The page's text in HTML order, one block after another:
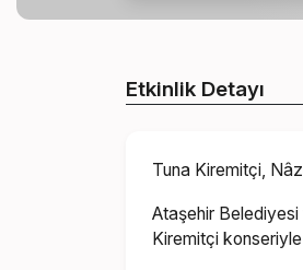
Etkinlik Detayı
Tuna Kiremitçi,
Ataşehir Belediyesi
Kiremitçi